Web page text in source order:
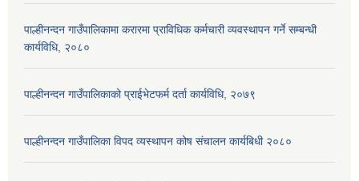
पाल्हीनन्दन गाउँपालिकामा करारमा प्राविधिक कर्मचारी व्यवस्थापन गर्ने सम्बन्धी
कार्यविधि, २०८०
पाल्हीनन्दन गाउँपालिकाको प्राईभेटफर्म दर्ता कार्यविधि, २०७९
पाल्हीनन्दन गाउँपालिका विपद व्यस्थापन कोष संचालन कार्यबिधी २०८०